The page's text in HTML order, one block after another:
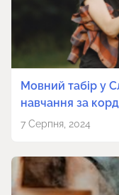
Мовний табір у
навчання за
7 Серпня, 2024